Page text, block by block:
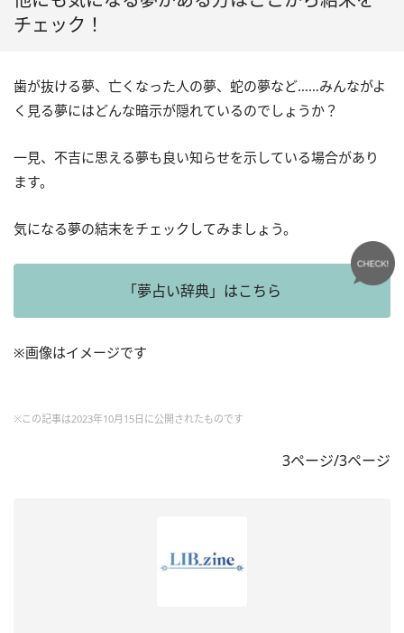
チェック！
歯が抜ける夢、亡くなった人の夢、蛇の夢など……みんながよ
く見る夢にはどんな暗示が隠れているのでしょうか？
一見、不吉に思える夢も良い知らせを示している場合があり
ます。
気になる夢の結末をチェックしてみましょう。
「夢占い辞典」はこちら
※画像はイメージです
※この記事は2023年10月15日に公開されたものです
3ページ/3ページ